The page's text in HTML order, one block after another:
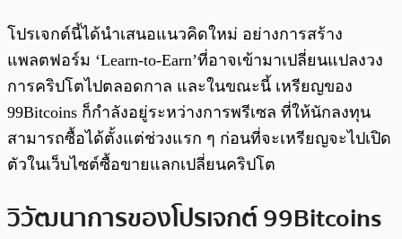
โปรเจกต์นี้ได้นำเสนอแนวคิดใหม่ อย่างการสร้าง
แพลตฟอร์ม ‘Learn-to-Earn’ที่อาจเข้ามาเปลี่ยนแปลงวง
การคริปโตไปตลอดกาล และในขณะนี้ เหรียญของ
99Bitcoins ก็กำลังอยู่ระหว่างการพรีเซล ที่ให้นักลงทุน
สามารถซื้อได้ตั้งแต่ช่วงแรก ๆ ก่อนที่จะเหรียญจะไปเปิด
ตัวในเว็บไซต์ซื้อขายแลกเปลี่ยนคริปโต
วิวัฒนาการของโปรเจกต์ 99Bitcoins